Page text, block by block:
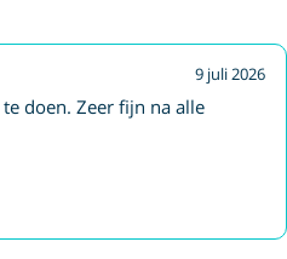
9 juli 2026
doen. Zeer fijn na alle